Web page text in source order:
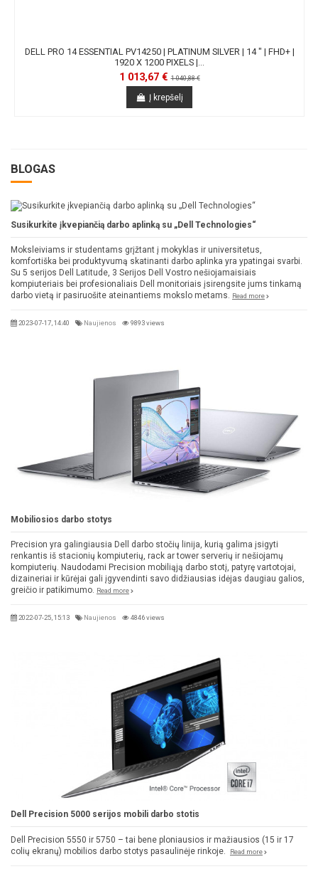
DELL PRO 14 ESSENTIAL PV14250 | PLATINUM SILVER | 14 " | FHD+ |
1920 X 1200 PIXELS |...
1 013,67 €1 040,88 €
Į krepšelį
BLOGAS
Susikurkite įkvepiančią darbo aplinką su „Dell Technologies“
Moksleiviams ir studentams grįžtant į mokyklas ir universitetus,
komfortiška bei produktyvumą skatinanti darbo aplinka yra ypatingai svarbi.
Su 5 serijos Dell Latitude, 3 Serijos Dell Vostro nešiojamaisiais
kompiuteriais bei profesionaliais Dell monitoriais įsirengsite jums tinkamą
darbo vietą ir pasiruošite ateinantiems mokslo metams. Read more
2023-07-17, 14:40 Naujienos 9893 views
Mobiliosios darbo stotys
Precision yra galingiausia Dell darbo stočių linija, kurią galima įsigyti
renkantis iš stacionių kompiuterių, rack ar tower serverių ir nešiojamų
kompiuterių. Naudodami Precision mobiliąją darbo stotį, patyrę vartotojai,
dizaineriai ir kūrėjai gali įgyvendinti savo didžiausias idėjas daugiau galios,
greičio ir patikimumo. Read more
2022-07-25, 15:13 Naujienos 4846 views
Dell Precision 5000 serijos mobili darbo stotis
Dell Precision 5550 ir 5750 – tai bene ploniausios ir mažiausios (15 ir 17
colių ekranų) mobilios darbo stotys pasaulinėje rinkoje.
Read more